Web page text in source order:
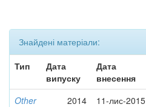
Знайдені матеріали:
Тип
Дата
випуску
Дата
внесення
Other 2014 11-лис-2015